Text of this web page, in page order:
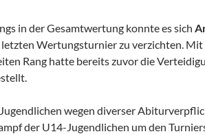
in der Gesamtwertung konnte es sich
letzten Wertungsturnier zu verzichten. Mit
Rang hatte bereits zuvor die
wegen diverser
der U14-Jugendlichen um den